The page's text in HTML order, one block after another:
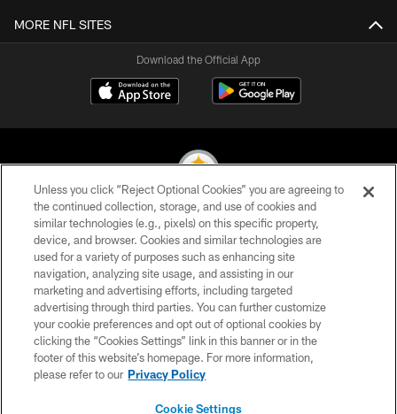
MORE NFL SITES
Download the Official App
© 2026 Pittsburgh Steelers. All Rights Reserved
PRIVACY POLICY
TERMS OF USE
ACCESSIBILITY
CONTACT US
SITE MAP
Unless you click “Reject Optional Cookies” you are agreeing to
the continued collection, storage, and use of cookies and
similar technologies (e.g., pixels) on this specific property,
device, and browser. Cookies and similar technologies are
used for a variety of purposes such as enhancing site
navigation, analyzing site usage, and assisting in our
marketing and advertising efforts, including targeted
advertising through third parties. You can further customize
your cookie preferences and opt out of optional cookies by
clicking the “Cookies Settings” link in this banner or in the
footer of this website’s homepage. For more information,
please refer to our Privacy Policy
Cookie Settings